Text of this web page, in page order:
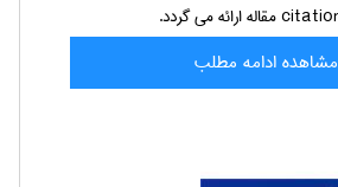
مشاهده ادامه مطلب